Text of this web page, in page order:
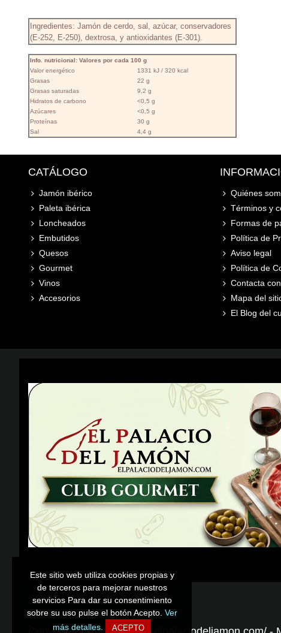
Este sitio web utiliza cookies propias y
de terceros para mejorar nuestros
servicios Para dar su consentimiento
sobre su uso pulse el botón Acepto. Ver
más detalles.
ACEPTO
Ingredientes: Jamón de cerdo, sal, azúcar, conservadores
(E-252, E-250), dextrosa, y antioxidantes (E-301).
Info. nutricional: Valores por cada 100 g
Valor energético
1331 kJ / 320 kcal
Grasas
22 g
Grasas saturadas
9,2 g
Hidratos de carbono
<0,5 g
Azúcares
<0,5 g
Proteínas
30 g
Sal
4,4 g
CATÁLOGO
Jamón ibérico
Paleta ibérica
Loncheados
Embutidos
Quesos
Gourmet
Vinos
Accesorios
Quiénes
Términos y
Formas de
Política de
Aviso legal
Política de
Contacta
Mapa del
El Blog del
Este sitio web utiliza cookies propias y
de terceros para mejorar nuestros
servicios Para dar su consentimiento
sobre su uso pulse el botón Acepto. Ver
más detalles.
ACEPTO